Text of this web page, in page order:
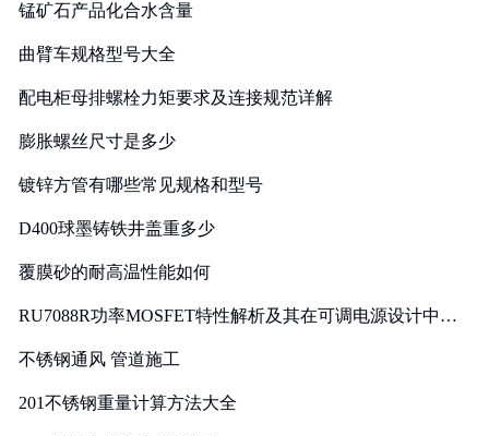
锰矿石产品化合水含量
曲臂车规格型号大全
配电柜母排螺栓力矩要求及连接规范详解
膨胀螺丝尺寸是多少
镀锌方管有哪些常见规格和型号
D400球墨铸铁井盖重多少
覆膜砂的耐高温性能如何
RU7088R功率MOSFET特性解析及其在可调电源设计中的
不锈钢通风 管道施工
201不锈钢重量计算方法大全